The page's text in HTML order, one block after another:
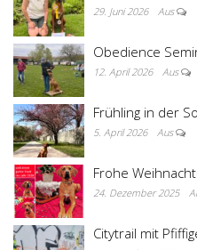
29. Juni 2026 Aus
Obedience
12. April 2026 Aus
Frühling in der
5. April 2026 Aus
Frohe
24. Dezember 2025
Citytrail mit